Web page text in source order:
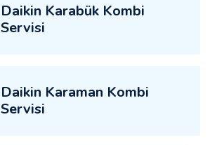
Daikin Karabük Kombi
Servisi
Daikin Karaman Kombi
Servisi